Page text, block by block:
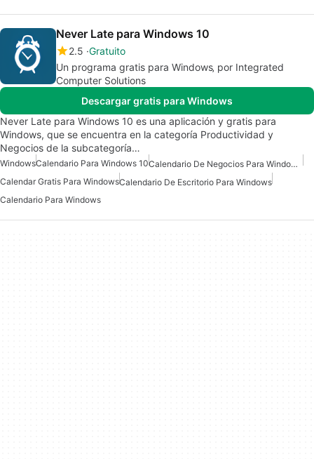
Never Late para Windows 10
2.5 Gratuito
Un programa gratis para Windows‚ por Integrated
Computer Solutions
Descargar gratis para Windows
Never Late para Windows 10 es una aplicación y gratis para
Windows, que se encuentra en la categoría Productividad y
Negocios de la subcategoría…
WindowsCalendario Para Windows 10
Calendario De Negocios Para Windows 10
Calendar Gratis Para WindowsCalendario De Escritorio Para Windows
Calendario Para Windows